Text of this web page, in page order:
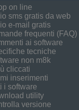
on line
sms gratis da web
e-mail gratis
frequenti (FAQ)
ai software
tecniche
non m8k
cliccati
inserimenti
i software
utility
versione